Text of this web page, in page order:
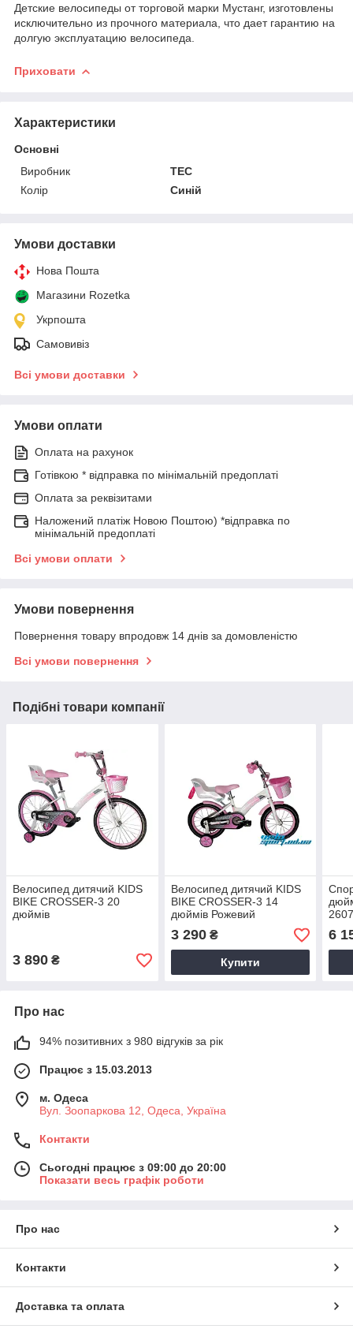
Детские велосипеды от торговой марки Мустанг, изготовлены
исключительно из прочного материала, что дает гарантию на
долгую эксплуатацию велосипеда.
Приховати
Характеристики
Основні
Виробник
ТЕС
Колір
Синій
Умови доставки
Нова Пошта
Магазини Rozetka
Укрпошта
Самовивіз
Всі умови доставки
Умови оплати
Оплата на рахунок
Готівкою * відправка по мінімальній предоплаті
Оплата за реквізитами
Наложений платіж Новою Поштою) *відправка по
мінімальній предоплаті
Всі умови оплати
Умови повернення
Повернення товару впродовж 14 днів за домовленістю
Всі умови повернення
Подібні товари компанії
Велосипед дитячий KIDS
BIKE CROSSER-3 20
дюймів
3 890 ₴
Велосипед дитячий KIDS
BIKE CROSSER-3 14
дюймів Рожевий
3 290₴
Купити
6
Про нас
94% позитивних з 980 відгуків за рік
Працює з 15.03.2013
м. Одеса
Вул. Зоопаркова 12, Одеса, Україна
Контакти
Сьогодні працює з 09:00 до 20:00
Показати весь графік роботи
Про нас
Контакти
Доставка та оплата